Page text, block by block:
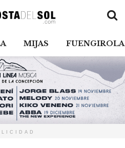
MIJAS FUENGIROLA